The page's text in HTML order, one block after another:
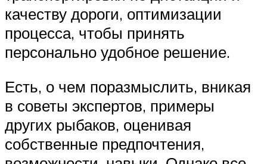
качеству дороги, оптимизации
процесса, чтобы принять
персонально удобное решение.
Есть, о чем поразмыслить, вникая
в советы экспертов, примеры
других рыбаков, оценивая
собственные предпочтения,